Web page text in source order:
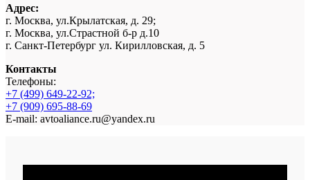
Адрес:
г. Москва, ул.Крылатская, д. 29;
г. Москва, ул.Страстной б-р д.10
г. Санкт-Петербург ул. Кирилловская, д. 5
Контакты
Телефоны:
+7 (499) 649-22-92;
+7 (909) 695-88-69
E-mail: avtoaliance.ru@yandex.ru